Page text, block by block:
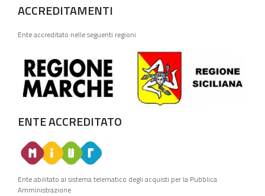
ACCREDITAMENTI
Ente accreditato nelle seguenti regioni
ENTE ACCREDITATO
Ente abilitato al sistema telematico degli acquisti per la Pubblica
Amministrazione